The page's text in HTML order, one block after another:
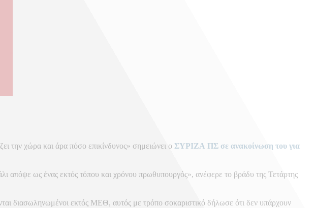
την χώρα και άρα πόσο επικίνδυνος» σημειώνει ο ΣΥΡΙΖΑ ΠΣ σε ανακοίνωση του για
απόψε ως ένας εκτός τόπου και χρόνου πρωθυπουργός», ανέφερε το βράδυ της Τετάρτης
διασωληνωμένοι εκτός ΜΕΘ, αυτός με τρόπο σοκαριστικό δήλωσε ότι δεν υπάρχουν